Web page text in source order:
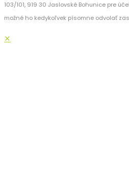
103/101, 919 30 Jaslovské Bohunice pre
možné ho kedykoľvek písomne odvolať
✕